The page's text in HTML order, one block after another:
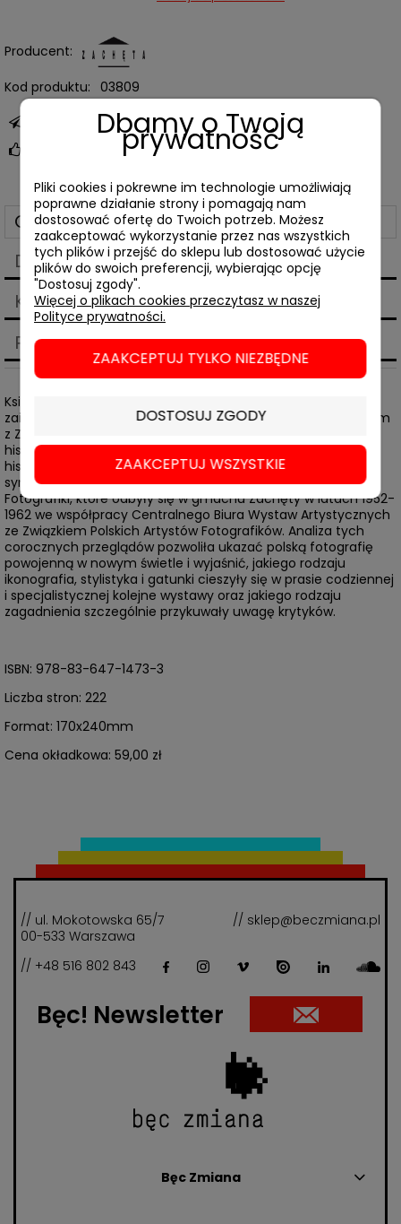
Producent:
Kod produktu: 03809
zapytaj o produkt
poleć znajomemu
Opis
Dane techniczne
Koszty dostawy
Cena nie zawiera ewentualnych kosztów płatności
Produkty powiązane
Książka Weroniki Kobylińskiej-Bunsch to piąta już pozycja z
zainicjowanej przez Gabrielę Świtek w 2012 roku serii Archiwum
z Zachęty, w której publikujemy prace naukowe poświęcone
historii wystaw i współczesnej kulturze wizualnej. Książka
historyczki sztuki zajmującej się fotografią stanowi
syntetyczne opracowanie sześciu Ogólnopolskich Wystaw
Fotografiki, które odbyły się w gmachu Zachęty w latach 1952-
1962 we współpracy Centralnego Biura Wystaw Artystycznych
ze Związkiem Polskich Artystów Fotografików. Analiza tych
corocznych przeglądów pozwoliła ukazać polską fotografię
powojenną w nowym świetle i wyjaśnić, jakiego rodzaju
ikonografia, stylistyka i gatunki cieszyły się w prasie codziennej
i specjalistycznej kolejne wystawy oraz jakiego rodzaju
zagadnienia szczególnie przykuwały uwagę krytyków.
ISBN: 978-83-647-1473-3
Liczba stron: 222
Format: 170x240mm
Cena okładkowa: 59,00 zł
// ul. Mokotowska 65/7
00-533 Warszawa
// sklep@beczmiana.pl
// +48 516 802 843
Bęc! Newsletter
Bęc Zmiana
Dbamy o Twoją
prywatność
Pliki cookies i pokrewne im technologie umożliwiają
poprawne działanie strony i pomagają nam
dostosować ofertę do Twoich potrzeb. Możesz
zaakceptować wykorzystanie przez nas wszystkich
tych plików i przejść do sklepu lub dostosować użycie
plików do swoich preferencji, wybierając opcję
"Dostosuj zgody".
Więcej o plikach cookies przeczytasz w naszej
Polityce prywatności.
ZAAKCEPTUJ TYLKO NIEZBĘDNE
DOSTOSUJ ZGODY
ZAAKCEPTUJ WSZYSTKIE